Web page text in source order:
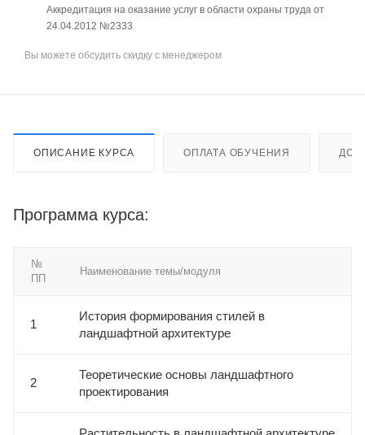
Аккредитация на оказание услуг в области охраны труда от
24.04.2012 №2333
Вы можете обсудить скидку с менеджером
ОПИСАНИЕ КУРСА ОПЛАТА ОБУЧЕНИЯ
Программа курса:
№
ПП
Наименование темы/модуля
1
История формирования стилей в
ландшафтной архитектуре
2
Теоретические основы ландшафтного
проектирования